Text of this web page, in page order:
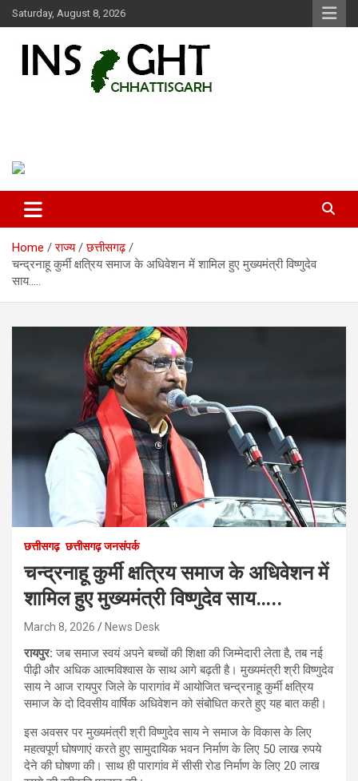
Skip
to
Saturday, August 8, 2026
Home राज्य
छत्तीसगढ़
चन्द्रनाहू कुर्मी क्षत्रिय समाज के अधिवेशन में शामिल हुए मुख्यमंत्री विष्णुदेव
साय…..
छत्तीसगढ़ छत्तीसगढ़ जनसंपर्क
चन्द्रनाहू कुर्मी क्षत्रिय समाज के अधिवेशन में
शामिल हुए मुख्यमंत्री विष्णुदेव साय…..
March 8, 2026 News Desk
रायपुर:जब समाज स्वयं अपने बच्चों की शिक्षा की जिम्मेदारी लेता है, तब नई
पीढ़ी और अधिक आत्मविश्वास के साथ आगे बढ़ती है। मुख्यमंत्री श्री विष्णुदेव
साय ने आज रायपुर जिले के पारागांव में आयोजित चन्द्रनाहू कुर्मी क्षत्रिय
समाज के दो दिवसीय वार्षिक अधिवेशन को संबोधित करते हुए यह बात कही।
इस अवसर पर मुख्यमंत्री श्री विष्णुदेव साय ने समाज के विकास के लिए
महत्वपूर्ण घोषणाएं करते हुए सामुदायिक भवन निर्माण के लिए 50 लाख रुपये
देने की घोषणा की। साथ ही पारागांव में सीसी रोड निर्माण के लिए 20 लाख